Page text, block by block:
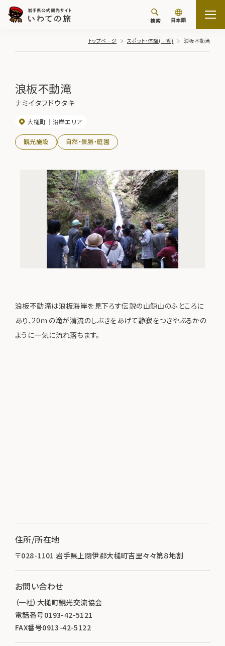
検索 日本語
トップページ スポット・体験(一覧) 浪板不動滝
浪板不動滝
ナミイタフドウタキ
大槌町 沿岸エリア
観光施設 自然・景勝・庭園
浪板不動滝は浪板海岸を見下ろす伝説の山鯨山のふところに
あり、20ｍの滝が清流のしぶきをあげて静寂をつきやぶるかの
ように一気に流れ落ちます。
住所/所在地
〒028-1101 岩手県上閉伊郡大槌町吉里々々第８地割
お問い合わせ
（一社）大槌町観光交流協会
電話番号0193-42-5121
FAX番号0913-42-5122